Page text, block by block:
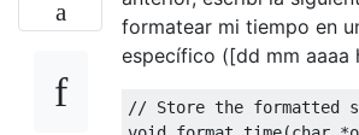
formatear mi tiempo en
específico ([dd mm aaaa
// Store the formatted